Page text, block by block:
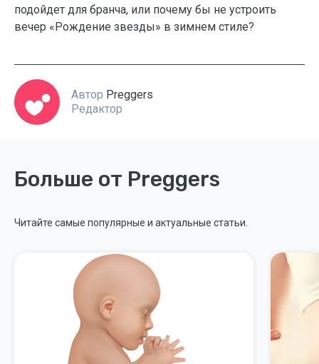
подойдет для бранча, или почему бы не устроить
вечер «Рождение звезды» в зимнем стиле?
Автор Preggers
Редактор
Больше от Preggers
Читайте самые популярные и актуальные статьи.